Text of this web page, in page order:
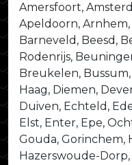
Amersfoort,
Apeldoorn,
Barneveld, Beesd,
Rodenrijs,
Breukelen,
Haag, Diemen,
Duiven, Echteld,
Elst, Enter, Epe,
Gouda, Gorinchem,
Hazerswoude-